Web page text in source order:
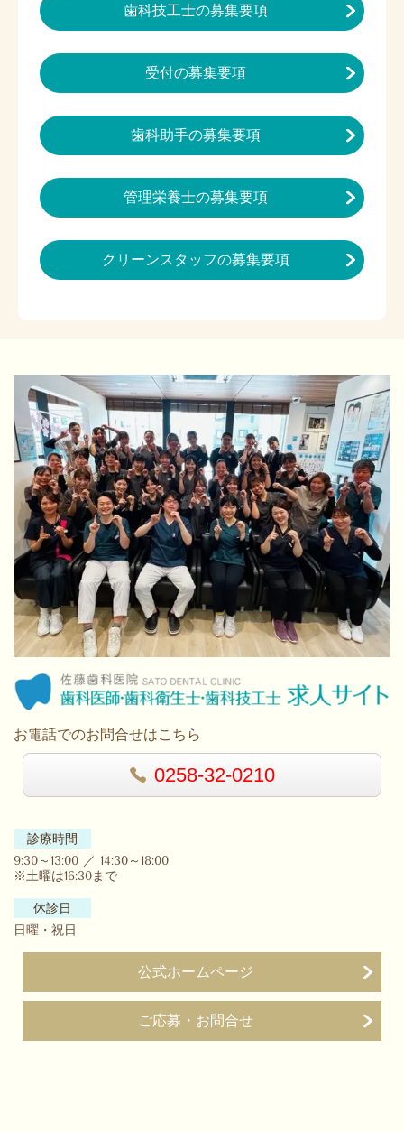
歯科技工士の募集要項
受付の募集要項
歯科助手の募集要項
管理栄養士の募集要項
クリーンスタッフの募集要項
お電話でのお問合せはこちら
0258-32-0210
診療時間
9:30～13:00 ／ 14:30～18:00
※土曜は16:30まで
休診日
日曜・祝日
公式ホームページ
ご応募・お問合せ